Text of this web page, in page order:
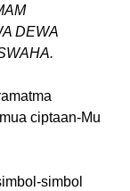
DEWA
ciptaan-Mu
simbol